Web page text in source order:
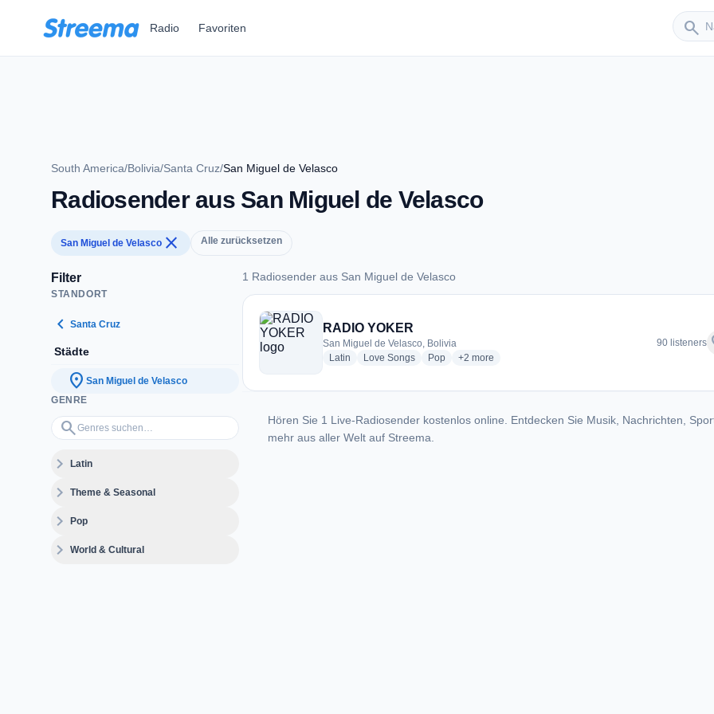
Radio Favoriten search
Sender
South America/Bolivia/Santa Cruz/San Miguel de Velasco
Radiosender aus San Miguel de Velasco
San Miguel de Velasco close Alle zurücksetzen
Filter
STANDORT
chevron_left Santa Cruz
Städte
location_on San Miguel de Velasco
GENRE
search
Genres suchen…
expand_moreLatin
expand_moreTheme & Seasonal
expand_morePop
expand_moreWorld & Cultural
1 Radiosender aus San Miguel de Velasco
1 Radiosender aus San Miguel de Velasco
RADIO YOKER
San Miguel de Velasco, Bolivia
Latin radio stations
Love Songsradio stations
Popradio stations
+2 more genres for RADIO YOKER
more
90 listeners
Hören Sie 1 Live-Radiosender kostenlos online. Entdecken Sie Musik, Nachrichten,
mehr aus aller Welt auf Streema.